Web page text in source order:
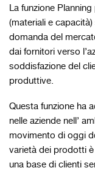
La funzione
(materiali e
domanda del
dai fornitori verso
soddisfazione del
produttive.
Questa funzione ha
nelle aziende nell’
movimento di oggi
varietà dei prodotti
una base di clienti